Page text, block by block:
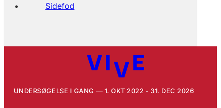
Sidefod
UNDERSØGELSE I GANG 1. OKT 2022 - 31. DEC 2026